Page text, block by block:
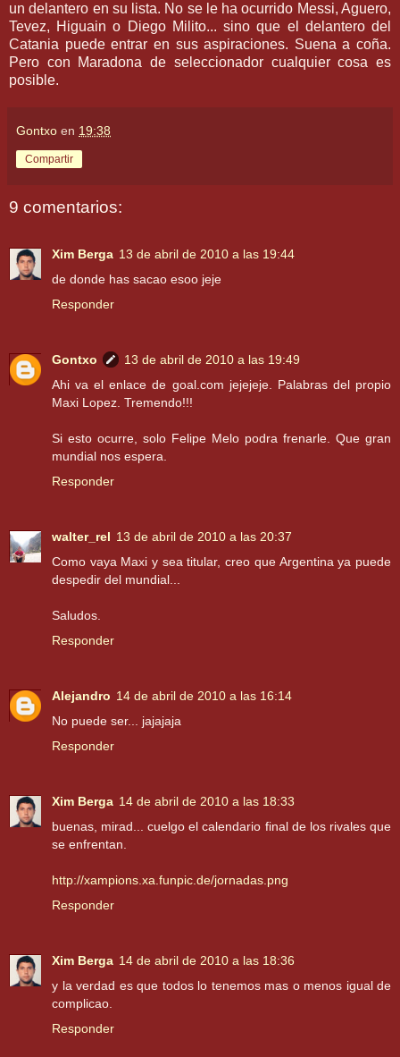
un delantero en su lista. No se le ha ocurrido Messi, Aguero,
Tevez, Higuain o Diego Milito... sino que el delantero del
Catania puede entrar en sus aspiraciones. Suena a coña.
Pero con Maradona de seleccionador cualquier cosa es
posible.
Gontxo en 19:38
Compartir
9 comentarios:
Xim Berga 13 de abril de 2010 a las 19:44
de donde has sacao esoo jeje
Responder
Gontxo
13 de abril de 2010 a las 19:49
Ahi va el enlace de goal.com jejejeje. Palabras del propio
Maxi Lopez. Tremendo!!!
Si esto ocurre, solo Felipe Melo podra frenarle. Que gran
mundial nos espera.
Responder
walter_rel 13 de abril de 2010 a las 20:37
Como vaya Maxi y sea titular, creo que Argentina ya puede
despedir del mundial...
Saludos.
Responder
Alejandro 14 de abril de 2010 a las 16:14
No puede ser... jajajaja
Responder
Xim Berga 14 de abril de 2010 a las 18:33
buenas, mirad... cuelgo el calendario final de los rivales que
se enfrentan.
http://xampions.xa.funpic.de/jornadas.png
Responder
Xim Berga 14 de abril de 2010 a las 18:36
y la verdad es que todos lo tenemos mas o menos igual de
complicao.
Responder